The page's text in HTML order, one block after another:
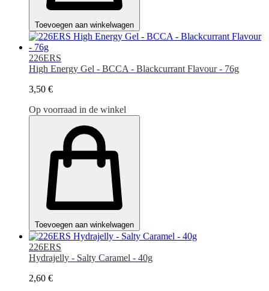
Toevoegen aan winkelwagen
226ERS
High Energy Gel - BCCA - Blackcurrant Flavour - 76g
3,50 €
Op voorraad in de winkel
Toevoegen aan winkelwagen
226ERS
Hydrajelly - Salty Caramel - 40g
2,60 €